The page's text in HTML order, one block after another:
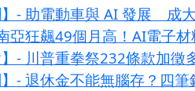
】- 助電動車與 AI 發展 成
亞狂飆49個月高！AI電子
】- 川普重拳祭232條款加
】- 退休金不能無腦存？四